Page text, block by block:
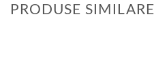
PRODUSE SIMILARE